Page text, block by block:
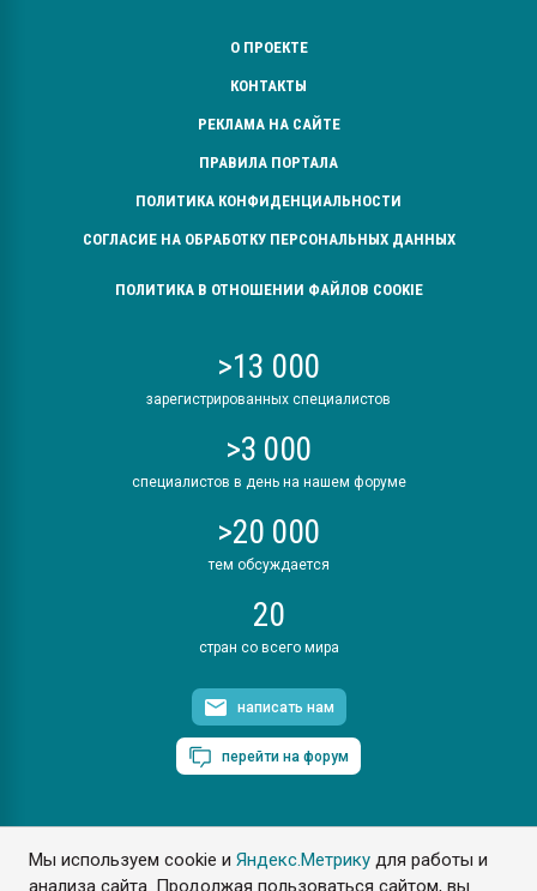
Мы используем cookie иЯндекс.Метрику для работы и
анализа сайта. Продолжая пользоваться сайтом, вы
О ПРОЕКТЕ
КОНТАКТЫ
РЕКЛАМА НА САЙТЕ
ПРАВИЛА ПОРТАЛА
ПОЛИТИКА КОНФИДЕНЦИАЛЬНОСТИ
СОГЛАСИЕ НА ОБРАБОТКУ ПЕРСОНАЛЬНЫХ ДАННЫХ
ПОЛИТИКА В ОТНОШЕНИИ ФАЙЛОВ COOKIE
>13 000
зарегистрированных специалистов
>3 000
специалистов в день на нашем форуме
>20 000
тем обсуждается
20
стран со всего мира
написать нам
перейти на форум
ПластЭксперт © 2006. Все права защищены
Разрешается копирование материалов сайта с обязательной